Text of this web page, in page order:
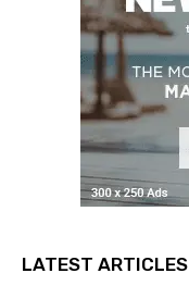
LATEST ARTICLES